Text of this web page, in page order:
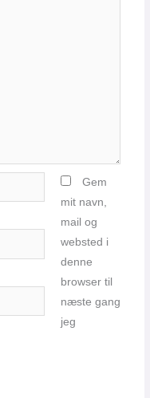
Gem
mit navn,
mail og
websted i
denne
browser til
næste gang
jeg